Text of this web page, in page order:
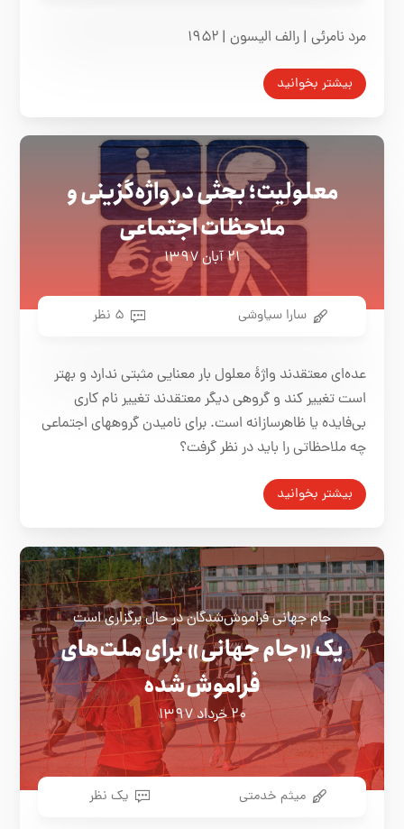
مرد نامرئی | رالف الیسون | ۱۹۵۲
بیشتر بخوانید
معلولیت؛ بحثی در واژه‌گزینی و
ملاحظات اجتماعی
۲۱ آبان ۱۳۹۷
سارا سیاوشی ۵ نظر
عده‌ای معتقدند واژۀ معلول بار معنایی مثبتی ندارد و بهتر
است تغییر کند و گروهی دیگر معتقدند تغییر نام کاری
بی‌فایده یا ظاهرسازانه است. برای نامیدن گروههای اجتماعی
چه ملاحظاتی را باید در نظر گرفت؟
بیشتر بخوانید
جام جهانی فراموش‌شدگان در حال برگزاری است
یک «جام جهانی» برای ملت‌های
فراموش‌شده
۲۰ خرداد ۱۳۹۷
میثم خدمتی یک نظر